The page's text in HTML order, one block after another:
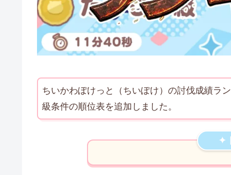
ちいかわぽけっと（ちいぽけ）の討伐成績ラ
級条件の順位表を追加しました。